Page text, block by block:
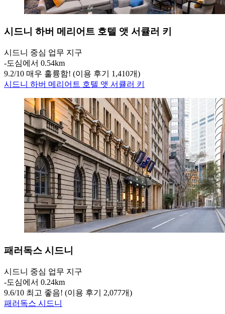
시드니 하버 메리어트 호텔 앳 서큘러 키
시드니 중심 업무 지구
‐도심에서 0.54km
9.2/10 매우 훌륭함! (이용 후기 1,410개)
시드니 하버 메리어트 호텔 앳 서큘러 키
패러독스 시드니
시드니 중심 업무 지구
‐도심에서 0.24km
9.6/10 최고 좋음! (이용 후기 2,077개)
패러독스 시드니